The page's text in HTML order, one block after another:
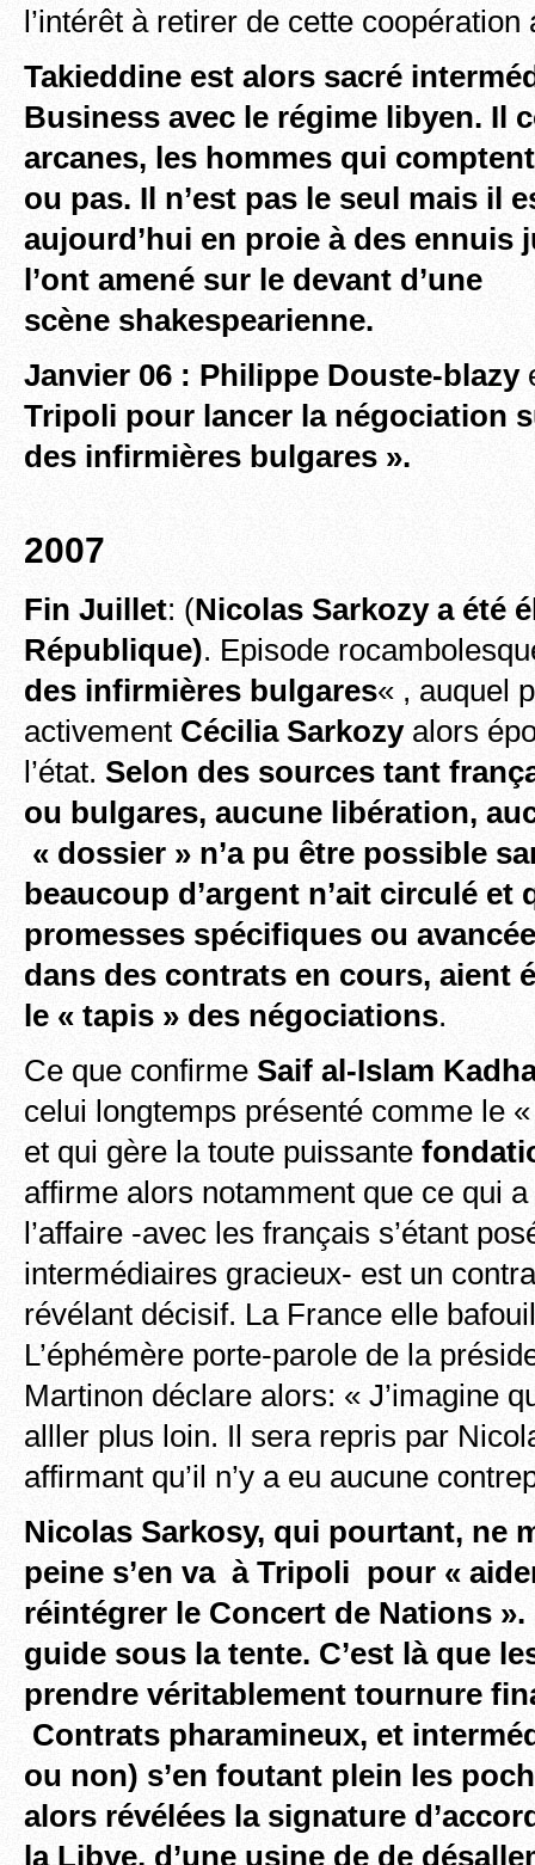
l’intérêt à retirer de cette
Takieddine est alors sacré
Business avec le régime libyen. Il
arcanes, les hommes qui
ou pas. Il n’est pas le seul mais il
aujourd’hui en proie à des ennuis
l’ont amené sur le devant d’une
scène shakespearienne.
Janvier 06 : Philippe Douste-blazy
Tripoli pour lancer la négociation
des infirmières bulgares ».
2007
Fin Juillet: (Nicolas Sarkozy a été
République). Episode
des infirmières bulgares« , auquel
activement Cécilia Sarkozyalors
l’état. Selon des sources tant
ou bulgares, aucune libération,
« dossier » n’a pu être possible
beaucoup d’argent n’ait circulé et
promesses spécifiques ou
dans des contrats en cours, aient
le « tapis » des négociations.
Ce que confirme Saif al-Islam
celui longtemps présenté comme le
et qui gère la toute puissante
affirme alors notamment que ce qui
l’affaire -avec les français s’étant
intermédiaires gracieux- est un
révélant décisif. La France elle
L’éphémère porte-parole de la
Martinon déclare alors: « J’imagine
alller plus loin. Il sera repris par
affirmant qu’il n’y a eu aucune
Nicolas Sarkosy, qui pourtant, ne
peine s’en va à Tripoli pour «
réintégrer le Concert de Nations
guide sous la tente. C’est là que
prendre véritablement tournure
Contrats pharamineux, et
ou non) s’en foutant plein les
alors révélées la signature
la Libye, d’une usine de de